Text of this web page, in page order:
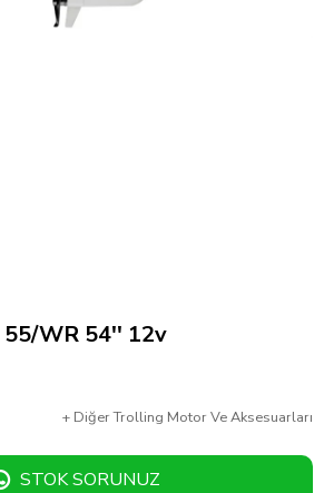
WR 54'' 12v
+ DiğerTrolling Motor Ve Aksesuarları
STOK SORUNUZ